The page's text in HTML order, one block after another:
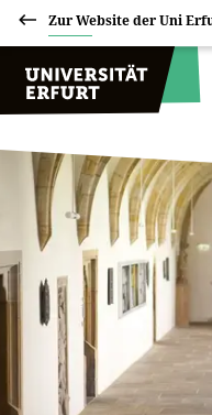
Zur Website der Uni